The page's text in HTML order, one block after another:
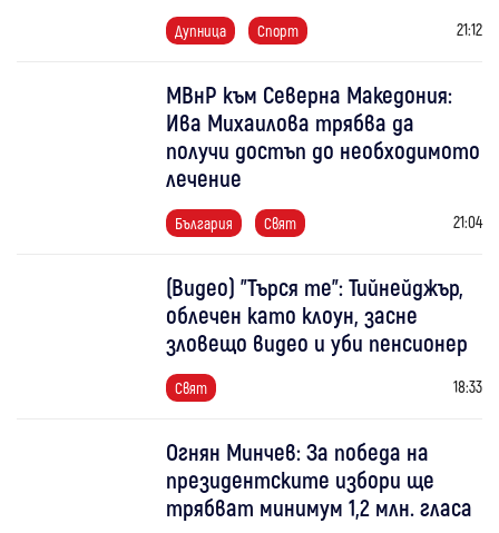
Дупница Спорт 21:12
МВнР към Северна Македония:
Ива Михаилова трябва да
получи достъп до необходимото
лечение
България Свят 21:04
(Видео) "Търся те": Тийнейджър,
облечен като клоун, засне
зловещо видео и уби пенсионер
Свят 18:33
Огнян Минчев: За победа на
президентските избори ще
трябват минимум 1,2 млн. гласа